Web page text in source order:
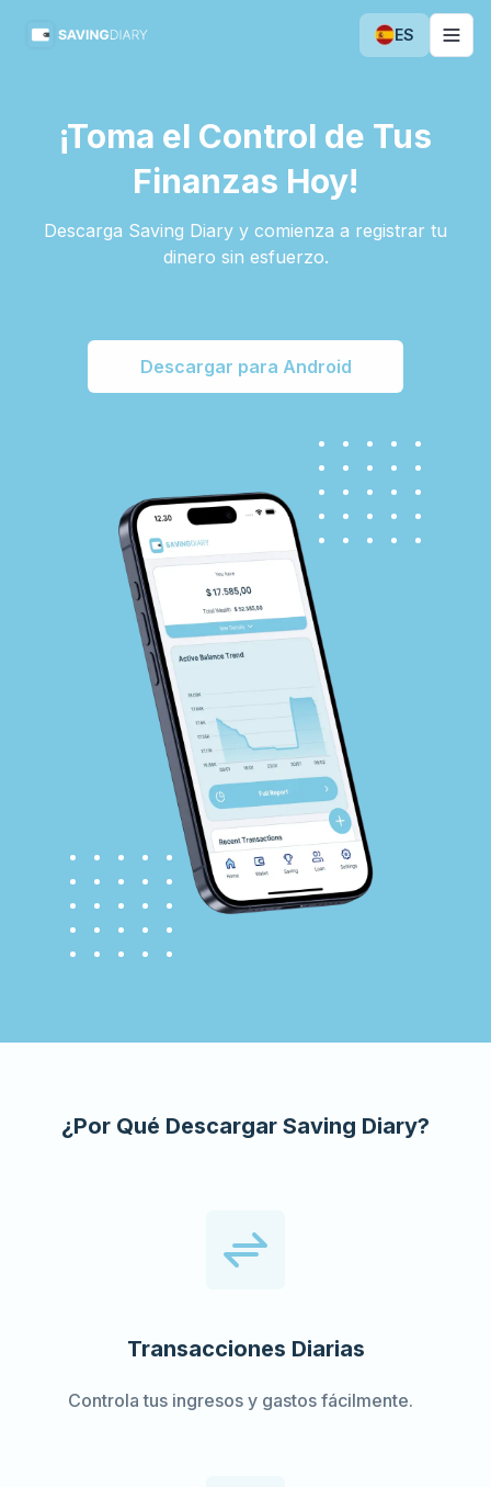
ES
¡Toma el Control de Tus
Finanzas Hoy!
Descarga Saving Diary y comienza a registrar tu
dinero sin esfuerzo.
Descargar para Android
¿Por Qué Descargar Saving Diary?
Transacciones Diarias
Controla tus ingresos y gastos fácilmente.